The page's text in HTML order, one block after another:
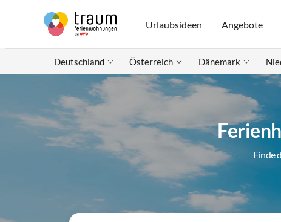
Urlaubsideen Angebote
Deutschland Österreich Dänemark
Finde